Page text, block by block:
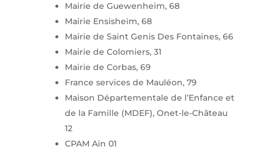
Mairie de Guewenheim, 68
Mairie Ensisheim, 68
Mairie de Saint Genis Des Fontaines, 66
Mairie de Colomiers, 31
Mairie de Corbas, 69
France services de Mauléon, 79
Maison Départementale de l’Enfance et
de la Famille (MDEF), Onet-le-Château
12
CPAM Ain 01